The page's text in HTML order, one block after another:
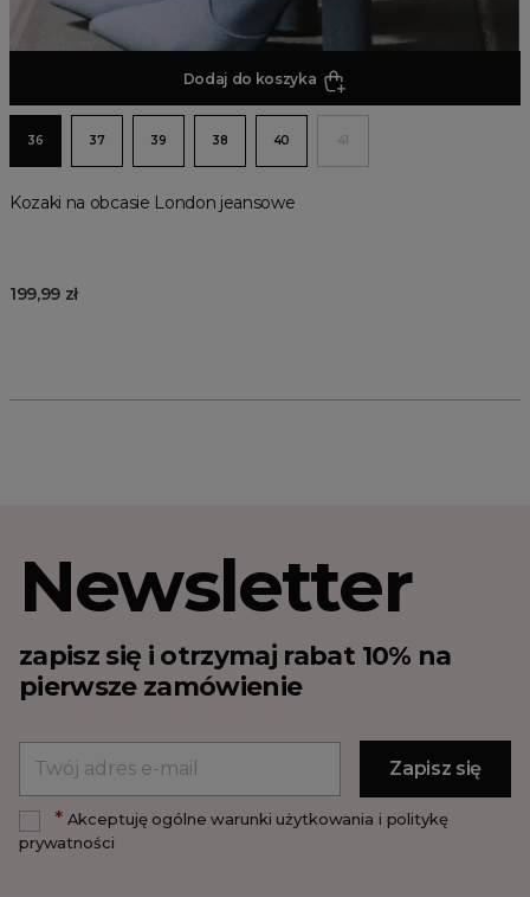
Dodaj do koszyka
36 37 39 38 40 41
Kozaki na obcasie London jeansowe
199,99 zł
Newsletter
zapisz się i otrzymaj rabat 10% na
pierwsze zamówienie
*Akceptuję ogólne warunki użytkowania i politykę
prywatności